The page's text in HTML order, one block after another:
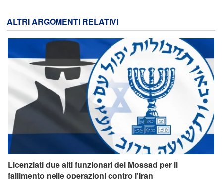
ALTRI ARGOMENTI RELATIVI
Licenziati due alti funzionari del Mossad per il
fallimento nelle operazioni contro l'Iran